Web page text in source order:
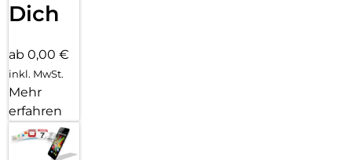
Dich
ab 0,00 €
inkl. MwSt.
Mehr
erfahren